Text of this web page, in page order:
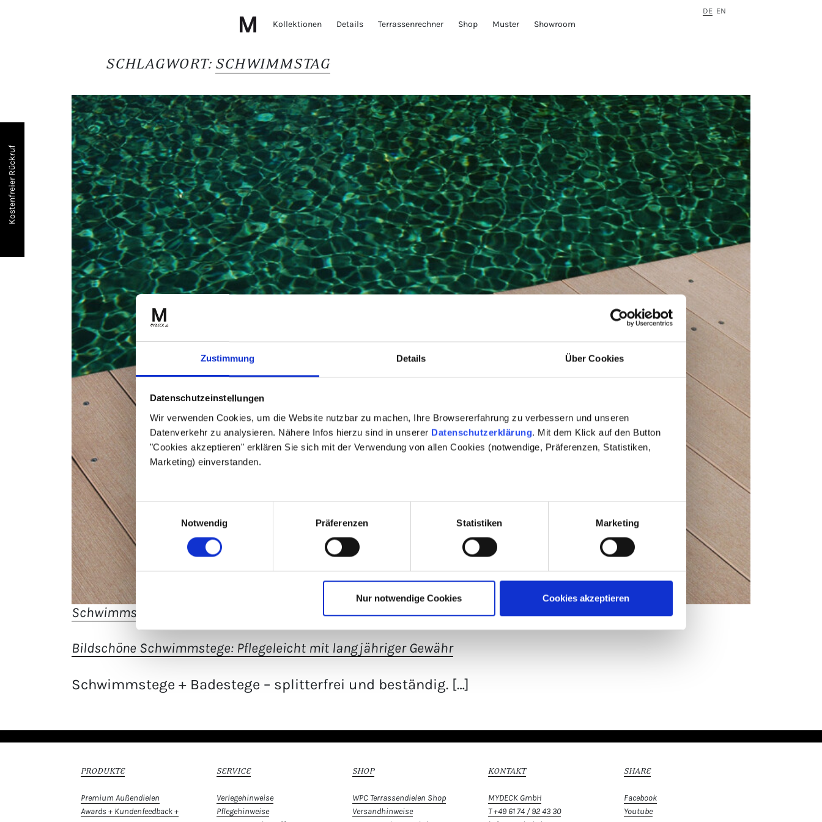
Zustimmung Details Über Cookies
Datenschutzeinstellungen
Wir verwenden Cookies, um die Website nutzbar zu machen, Ihre Browsererfahrung zu verbessern und unseren
Datenverkehr zu analysieren. Nähere Infos hierzu sind in unserer Datenschutzerklärung. Mit dem Klick auf den Button
"Cookies akzeptieren" erklären Sie sich mit der Verwendung von allen Cookies (notwendige, Präferenzen, Statistiken,
Marketing) einverstanden.
Notwendig
Präferenzen Statistiken Marketing
Nur notwendige Cookies Cookies akzeptieren
DE EN
Kollektionen Details Terrassenrechner Shop Muster Showroom
SCHLAGWORT: SCHWIMMSTAG
Schwimmstege + Badestege
Bildschöne Schwimmstege: Pflegeleicht mit langjähriger Gewähr
Schwimmstege + Badestege – splitterfrei und beständig. […]
PRODUKTE
Premium Außendielen
Awards + Kundenfeedback +
SERVICE
Verlegehinweise
Pflegehinweise
SHOP
WPC Terrassendielen Shop
Versandhinweise
KONTAKT
MYDECK GmbH
T +49 61 74 / 92 43 30
SHARE
Facebook
Youtube
Kostenfreier Rückruf